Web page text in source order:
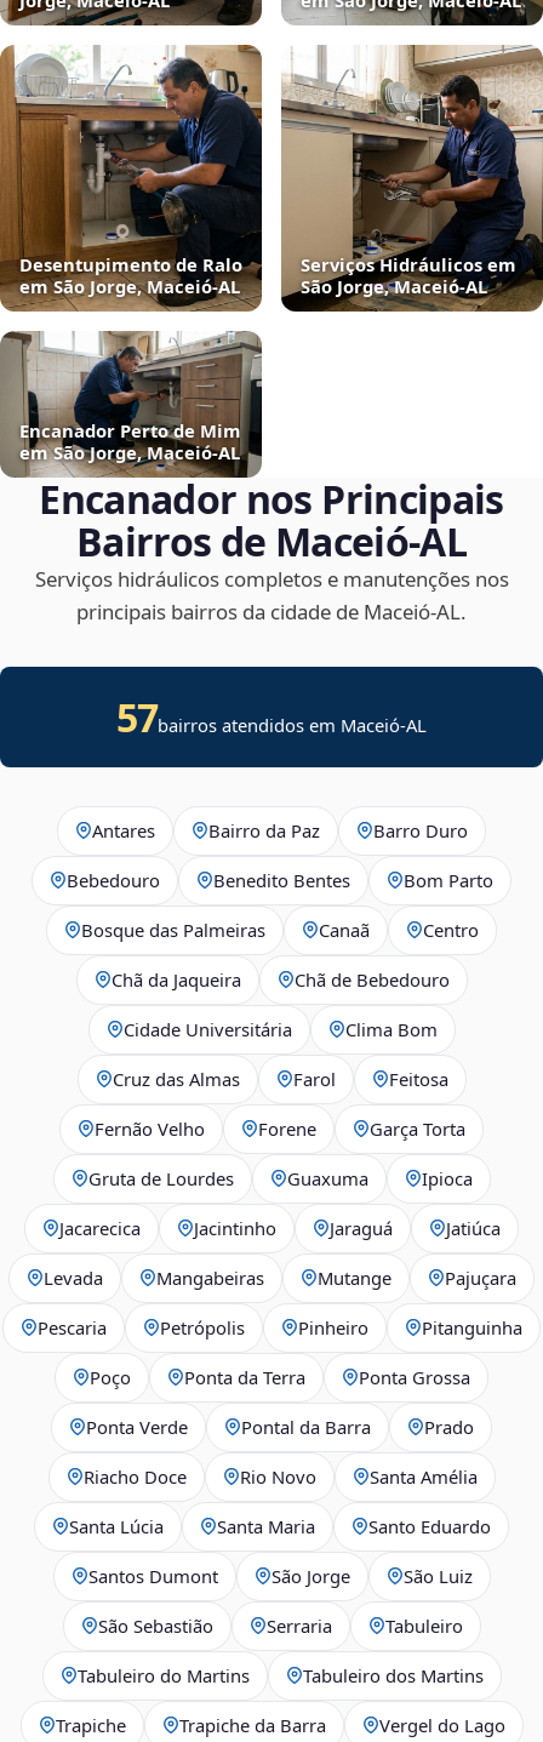
Desentupimento de Ralo
em São Jorge, Maceió‑AL
Serviços Hidráulicos em
São Jorge, Maceió‑AL
Encanador Perto de Mim
em São Jorge, Maceió‑AL
Encanador nos Principais
Bairros de Maceió‑AL
Serviços hidráulicos completos e manutenções nos
principais bairros da cidade de Maceió‑AL.
57bairros atendidos em Maceió-AL
Antares Bairro da Paz Barro Duro
Bebedouro Benedito Bentes Bom Parto
Bosque das Palmeiras Canaã Centro
Chã da Jaqueira Chã de Bebedouro
Cidade Universitária Clima Bom
Cruz das Almas Farol Feitosa
Fernão Velho Forene Garça Torta
Gruta de Lourdes Guaxuma Ipioca
Jacarecica Jacintinho Jaraguá Jatiúca
Levada Mangabeiras Mutange Pajuçara
Pescaria Petrópolis Pinheiro Pitanguinha
Poço Ponta da Terra Ponta Grossa
Ponta Verde Pontal da Barra Prado
Riacho Doce Rio Novo Santa Amélia
Santa Lúcia Santa Maria Santo Eduardo
Santos Dumont São Jorge São Luiz
São Sebastião Serraria Tabuleiro
Tabuleiro do Martins Tabuleiro dos Martins
Trapiche Trapiche da Barra Vergel do Lago